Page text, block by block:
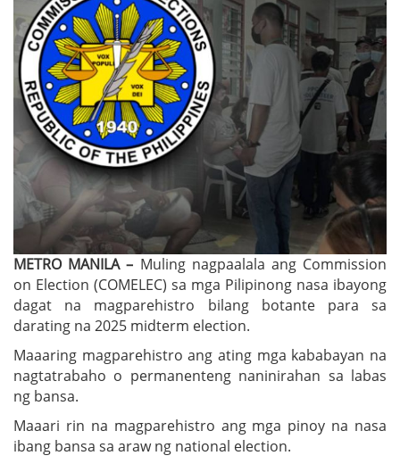
METRO MANILA – Muling nagpaalala ang Commission
on Election (COMELEC) sa mga Pilipinong nasa ibayong
dagat na magparehistro bilang botante para sa
darating na 2025 midterm election.
Maaaring magparehistro ang ating mga kababayan na
nagtatrabaho o permanenteng naninirahan sa labas
ng bansa.
Maaari rin na magparehistro ang mga pinoy na nasa
ibang bansa sa araw ng national election.